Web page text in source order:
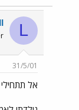
L
31/5/01
אל